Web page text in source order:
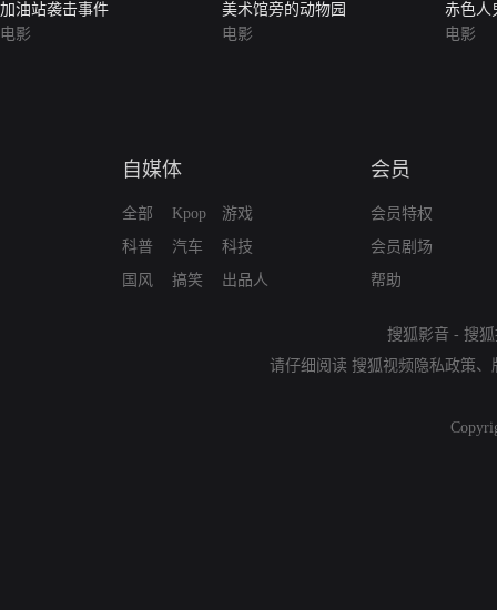
加油站袭击事件
电影
美术馆旁的动物园
电影
赤色人
电影
自媒体
全部
科普
国风
Kpop
汽车
搞笑
游戏
科技
出品人
会员
会员特权
会员剧场
帮助
搜狐影音 - 搜
请仔细阅读 搜狐视频隐私政策、